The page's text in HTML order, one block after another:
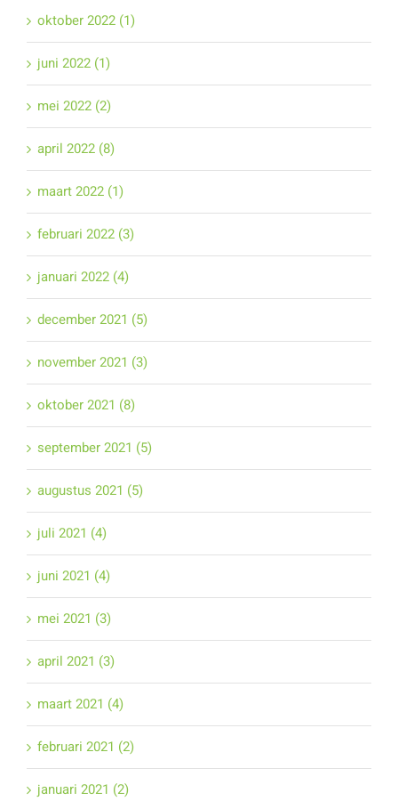
oktober 2022 (1)
juni 2022 (1)
mei 2022 (2)
april 2022 (8)
maart 2022 (1)
februari 2022 (3)
januari 2022 (4)
december 2021 (5)
november 2021 (3)
oktober 2021 (8)
september 2021 (5)
augustus 2021 (5)
juli 2021 (4)
juni 2021 (4)
mei 2021 (3)
april 2021 (3)
maart 2021 (4)
februari 2021 (2)
januari 2021 (2)